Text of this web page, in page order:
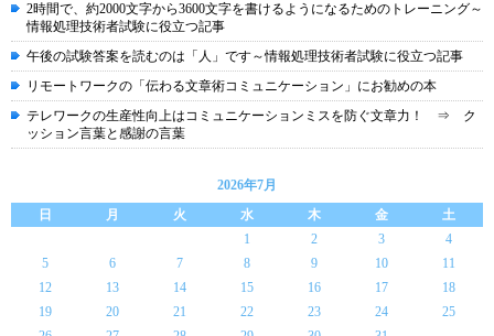
2時間で、約2000文字から3600文字を書けるようになるためのトレーニング～
情報処理技術者試験に役立つ記事
午後の試験答案を読むのは「人」です～情報処理技術者試験に役立つ記事
リモートワークの「伝わる文章術コミュニケーション」にお勧めの本
テレワークの生産性向上はコミュニケーションミスを防ぐ文章力！ ⇒ ク
ッション言葉と感謝の言葉
2026年7月
日
月 火 水 木 金
土
1
2 3
4
5
6 7 8 9 10
11
12
13 14 15 16 17
18
19
20 21 22 23 24
25